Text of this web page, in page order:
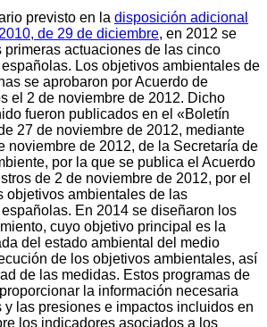
previsto en la disposición adicional
de 29 de diciembre, en 2012 se
primeras actuaciones de las cinco
Los objetivos ambientales de
se aprobaron por Acuerdo de
el 2 de noviembre de 2012. Dicho
fueron publicados en el «Boletín
27 de noviembre de 2012, mediante
noviembre de 2012, de la Secretaría de
por la que se publica el Acuerdo
de 2 de noviembre de 2012, por el
objetivos ambientales de las
En 2014 se diseñaron los
cuyo objetivo principal es la
del estado ambiental del medio
de los objetivos ambientales, así
de las medidas. Estos programas de
la información necesaria
y las presiones e impactos incluidos en
los indicadores asociados a los